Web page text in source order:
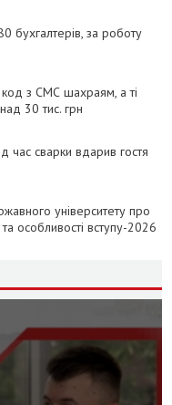
бухгалтерів, за роботу
код з СМС шахраям, а ті
30 тис. грн
час сварки вдарив гостя
університету про
особливості вступу-2026